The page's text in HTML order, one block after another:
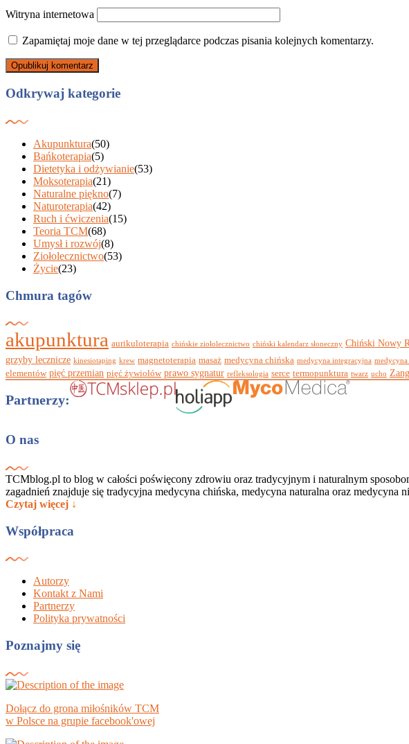
Witryna internetowa
Zapamiętaj moje dane w tej przeglądarce podczas pisania kolejnych komentarzy.
Odkrywaj kategorie
Akupunktura(50)
Bańkoterapia(5)
Dietetyka i odżywianie(53)
Moksoterapia(21)
Naturalne piękno(7)
Naturoterapia(42)
Ruch i ćwiczenia(15)
Teoria TCM(68)
Umysł i rozwój(8)
Ziołolecznictwo(53)
Życie(23)
Chmura tagów
akupunktura aurikuloterapia chińskie ziołolecznictwo chiński kalendarz słoneczny Chiński Nowy
grzyby lecznicze kinesiotaping krew magnetoterapia masaż medycyna chińska medycyna integracyjna medycyna
elementów pięć przemian pięć żywiołów prawo sygnatur refleksologia serce termopunktura twarz ucho
Partnerzy:
O nas
TCMblog.pl to blog w całości poświęcony zdrowiu oraz tradycyjnym i naturalnym
zagadnień znajduje się tradycyjna medycyna chińska, medycyna naturalna oraz medycyna
Czytaj więcej ↓
Współpraca
Autorzy
Kontakt z Nami
Partnerzy
Polityka prywatności
Poznajmy się
Dołącz do grona miłośników TCM
w Polsce na grupie facebook'owej